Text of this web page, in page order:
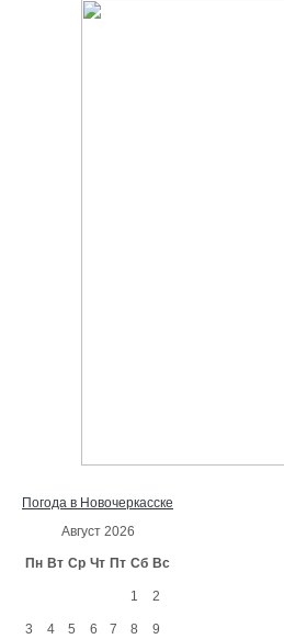
Погода в Новочеркасске
Август 2026
Пн Вт Ср Чт Пт Сб Вс
1 2
3 4 5 6 7 8 9